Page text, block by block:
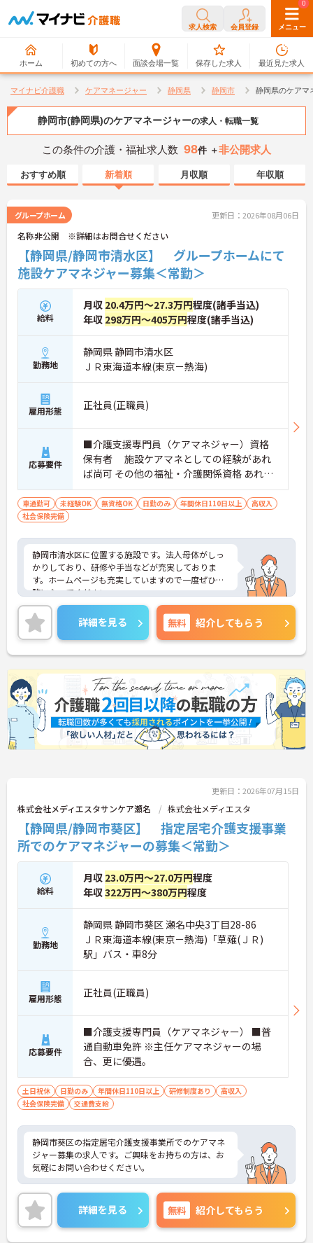
求人検索 会員登録 メニュー
ホーム 初めての方へ 面談会場一覧
0
保存した求人
0
最近見た求人
マイナビ介護職 ケアマネージャー 静岡県 静岡市 静岡県のケアマ
静岡市(静岡県)のケアマネージャーの求人・転職一覧
この条件の介護・福祉求人数 98件 ＋非公開求人
おすすめ順 新着順 月収順 年収順
グループホーム 更新日：2026年08月06日
名称非公開 ※詳細はお問合せください
【静岡県/静岡市清水区】 グループホームにて
施設ケアマネジャー募集＜常勤＞
給料
月収 20.4万円～27.3万円程度(諸手当込)
年収 298万円～405万円程度(諸手当込)
勤務地
静岡県 静岡市清水区
ＪＲ東海道本線(東京－熱海)
雇用形態 正社員(正職員)
応募要件
■介護支援専門員（ケアマネジャー）資格
保有者 施設ケアマネとしての経験があれ
ば尚可 その他の福祉・介護関係資格 あれば
尚可 認知症実践者研修 普通自動車運転免許
あれば尚可（ＡＴ限定可）
車通勤可 未経験OK 無資格OK 日勤のみ 年間休日110日以上
高収入
社会保険完備
静岡市清水区に位置する施設です。法人母体がしっ
かりしており、研修や手当などが充実しておりま
す。ホームページも充実していますので一度ぜひご
覧になってください。
ご興味をお持ちの方には詳細の情報や面接のポイン
トなどお伝えいたしますのでお気軽にお問い合わせ
くださいませ。
詳細を見る 無料 紹介してもらう
更新日：2026年07月15日
株式会社メディエスタサンケア瀬名 株式会社メディエスタ
【静岡県/静岡市葵区】 指定居宅介護支援事業
所でのケアマネジャーの募集＜常勤＞
給料
月収 23.0万円～27.0万円程度
年収322万円～380万円程度
勤務地
静岡県 静岡市葵区 瀬名中央3丁目28-86
ＪＲ東海道本線(東京－熱海)「草薙(ＪＲ)
駅」バス・車8分
雇用形態 正社員(正職員)
応募要件
■介護支援専門員（ケアマネジャー） ■普
通自動車免許 ※主任ケアマネジャーの場
合、更に優遇。
土日祝休 日勤のみ 年間休日110日以上 研修制度あり
高収入
社会保険完備
交通費支給
静岡市葵区の指定居宅介護支援事業所でのケアマネ
ジャー募集の求人です。ご興味をお持ちの方は、お
気軽にお問い合わせください。
詳細を見る 無料 紹介してもらう